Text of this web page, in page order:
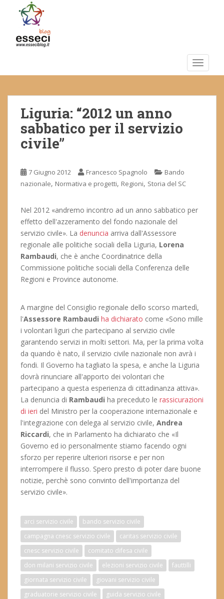
m
Liguria: “2012 un anno
sabbatico per il servizio
civile”
7 Giugno 2012 Francesco Spagnolo
Bando
nazionale, Normativa e progetti, Regioni, Storia del SC
Nel 2012 «andremo incontro ad un anno sabbatico per
effetto dell'azzeramento del fondo nazionale del
servizio civile». La denuncia arriva dall'Assessore
regionale alle politiche sociali della Liguria, Lorena
Rambaudi, che è anche Coordinatrice della
Commissione politiche sociali della Conferenza delle
Regioni e Province autonome.
A margine del Consiglio regionale dello scorso martedì,
l'Assessore Rambaudi ha dichiarato come «Sono mille
i volontari liguri che partecipano al servizio civile
garantendo servizi in molti settori. Ma, per la prima volta
da quando è nato, il servizio civile nazionale non avrà i
fondi. Il Governo ha tagliato la spesa, e anche la Liguria
dovrà rinunciare all'apporto dei volontari che
partecipano a questa esperienza di cittadinanza attiva».
La denuncia di Rambaudi ha preceduto le rassicurazioni
di ieri del Ministro per la cooperazione internazionale e
l'integrazione con delega al servizio civile, Andrea
Riccardi, che in Parlamento ha dichiarato che «Il
Governo ed io personalmente stiamo facendo ogni
sforzo per reperire ulteriori risorse e per non
interrompere il flusso. Spero presto di poter dare buone
notizie, perchè sono convinto dell'importanza del
servizio civile».
arci servizio civile
bando servizio civile
campagna cnesc servizio civile
caritas servizio civile
cnesc servizio civile
comitato difesa civile
don milani servizio civile
elezioni servizio civile
fauttilli
giornata servizio civile
giovani servizio civile
graduatorie servizio civile
guida servizio civile